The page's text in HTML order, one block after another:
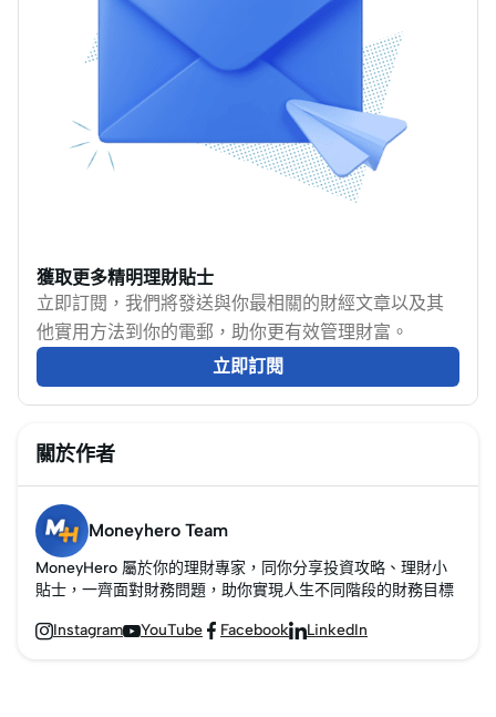
行業清單，助你洞悉
2025年職場前景！
乎成為家中必需品，不
如等MoneyHero幫你比
較各大供應商嘅上網價
錢，等你可以做個精明
消費者啦！（2025年1月
更新）
在 2025 年 7 月，市場
上哪些增長股的表現最
搶眼呢？本文會告訴你
什麼是增長型股票，並
分析如何找到它們，同
時也會比較投資這類股
用卡，也能享有分期付
款的便利，將消費金額
攤分支付，減輕即時的
財務壓力。MoneyHero
將為你逐一介紹2025年
香港最受歡迎的先買後
付應用程式，包括
平台分期計畫、利息及
費用。
獲取更多精明理財貼士
立即訂閱，我們將發送與你最相關的財經文章以及其
他實用方法到你的電郵，助你更有效管理財富。
立即訂閱
關於作者
Moneyhero Team
MoneyHero 屬於你的理財專家，同你分享投資攻略、理財小
貼士，一齊面對財務問題，助你實現人生不同階段的財務目標
InstagramYouTube  FacebookLinkedIn